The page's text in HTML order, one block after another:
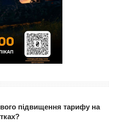
підвищення тарифу на